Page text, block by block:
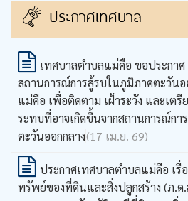
ประกาศเทศบาล
เทศบาลตำบลแม่คือ ขอประกาศ
สถานการณ์การสู้รบในภูมิภาคตะวัน
แม่คือ เพื่อติดตาม เฝ้าระวัง และเต
ระทบที่อาจเกิดขึ้นจากสถานการณ์กา
ตะวันออกกลาง(17 เม.ย. 69)
ประกาศเทศบาลตำบลแม่คือ เรื่
ทรัพย์ของที่ดินและสิ่งปลูกสร้าง (ภ.ด